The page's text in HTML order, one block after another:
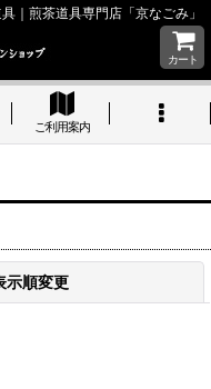
｜煎茶道具専門店「京なごみ」
カート
ご利用案内
示順変更